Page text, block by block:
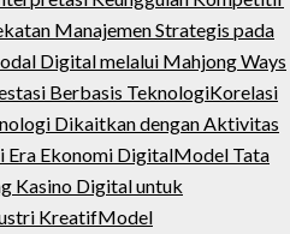
Manajemen Strategis pada
Digital melalui Mahjong Ways
Berbasis TeknologiKorelasi
Dikaitkan dengan Aktivitas
Era Ekonomi DigitalModel Tata
Kasino Digital untuk
KreatifModel